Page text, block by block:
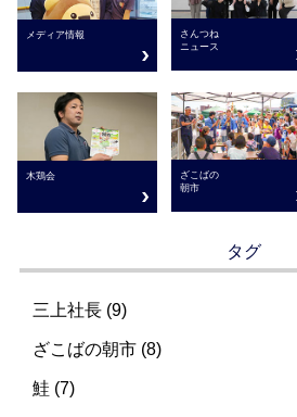
メディア情報
さんつね
ニュース
木鶏会
ざこばの
朝市
タグ
三上社長 (9)
ざこばの朝市 (8)
鮭 (7)